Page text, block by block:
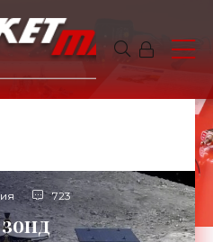
723